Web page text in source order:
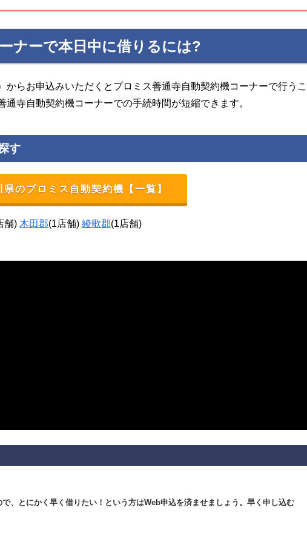
ナーで本日中に借りるには?
からお申込みいただくとプロミス善通寺自動契約機コーナーで行う
寺自動契約機コーナーでの手続時間が短縮できます。
す
県のプロミス自動契約機【一覧】
舗) 木田郡(1店舗)綾歌郡(1店舗)
、とにかく早く借りたい！という方はWeb申込を済ませましょう。早く申し込む